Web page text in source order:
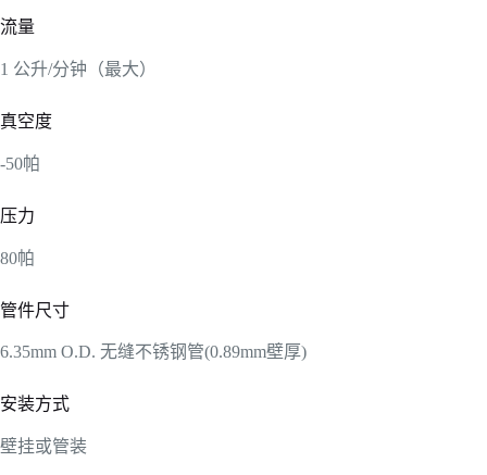
流量
1 公升/分钟（最大）
真空度
-50帕
压力
80帕
管件尺寸
6.35mm O.D. 无缝不锈钢管(0.89mm壁厚)
安装方式
壁挂或管装